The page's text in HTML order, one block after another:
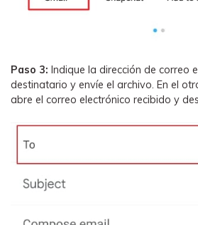
Paso 3: Indique la dirección de correo
destinatario y envíe el archivo. En el
abre el correo electrónico recibido y